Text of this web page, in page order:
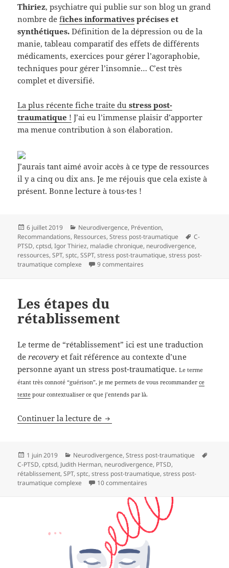
Thiriez, psychiatre qui publie sur son blog un grand
nombre defiches informatives précises et
synthétiques. Définition de la dépression ou de la
manie, tableau comparatif des effets de différents
médicaments, exercices pour gérer l’agoraphobie,
techniques pour gérer l’insomnie… C’est très
complet et diversifié.
La plus récente fiche traite du stress post-
traumatique ! J’ai eu l’immense plaisir d’apporter
ma menue contribution à son élaboration.
J’aurais tant aimé avoir accès à ce type de ressources
il y a cinq ou dix ans. Je me réjouis que cela existe à
présent. Bonne lecture à tous·tes !
Publié
le
6 juillet 2019 Catégories
Neurodivergence, Prévention,
Recommandations, Ressources,Stress post-traumatique
Mots-
clés
C-
PTSD,cptsd,Igor Thiriez, maladie chronique, neurodivergence,
ressources,SPT,sptc,SSPT,stress post-traumatique,stress post-
traumatique complexe
9 commentaires
Les étapes du
rétablissement
Le terme de “rétablissement” ici est une traduction
derecovery et fait référence au contexte d’une
personne ayant un stress post-traumatique.Le terme
étant très connoté “guérison”, je me permets de vous recommanderce
texte pour contextualiser ce que j’entends par là.
Continuer la lecture de Les étapes du rétablissement
Publié
le
1 juin 2019 Catégories
Neurodivergence,Stress post-traumatique
C-PTSD,cptsd, Judith Herman, neurodivergence, PTSD,
rétablissement,SPT,sptc,stress post-traumatique,stress post-
traumatique complexe
10 commentaires